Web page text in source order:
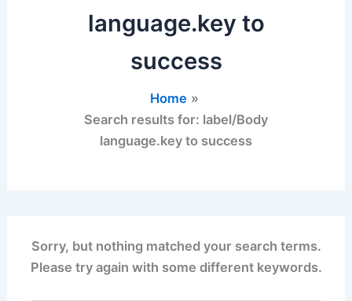
language.key to
success
Home
Search results for: label/Body
language.key to success
Sorry, but nothing matched your search terms.
Please try again with some different keywords.